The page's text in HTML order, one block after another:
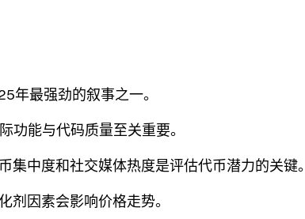
最强劲的叙事之一。
功能与代码质量至关重要。
集中度和社交媒体热度是评估代币潜力的关键。
剂因素会影响价格走势。